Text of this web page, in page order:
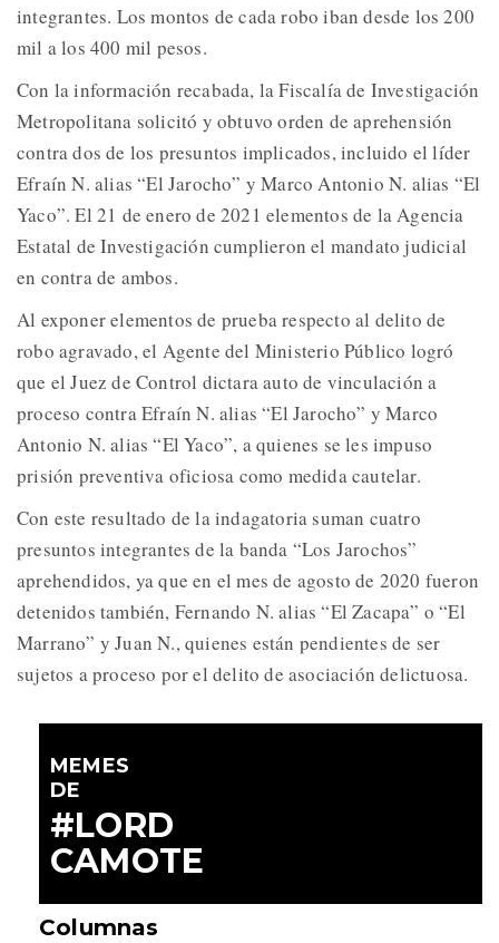
integrantes. Los montos de cada robo iban desde los 200
mil a los 400 mil pesos.
Con la información recabada, la Fiscalía de Investigación
Metropolitana solicitó y obtuvo orden de aprehensión
contra dos de los presuntos implicados, incluido el líder
Efraín N. alias “El Jarocho” y Marco Antonio N. alias “El
Yaco”. El 21 de enero de 2021 elementos de la Agencia
Estatal de Investigación cumplieron el mandato judicial
en contra de ambos.
Al exponer elementos de prueba respecto al delito de
robo agravado, el Agente del Ministerio Público logró
que el Juez de Control dictara auto de vinculación a
proceso contra Efraín N. alias “El Jarocho” y Marco
Antonio N. alias “El Yaco”, a quienes se les impuso
prisión preventiva oficiosa como medida cautelar.
Con este resultado de la indagatoria suman cuatro
presuntos integrantes de la banda “Los Jarochos”
aprehendidos, ya que en el mes de agosto de 2020 fueron
detenidos también, Fernando N. alias “El Zacapa” o “El
Marrano” y Juan N., quienes están pendientes de ser
sujetos a proceso por el delito de asociación delictuosa.
MEMES
DE
#LORD
CAMOTE
Columnas